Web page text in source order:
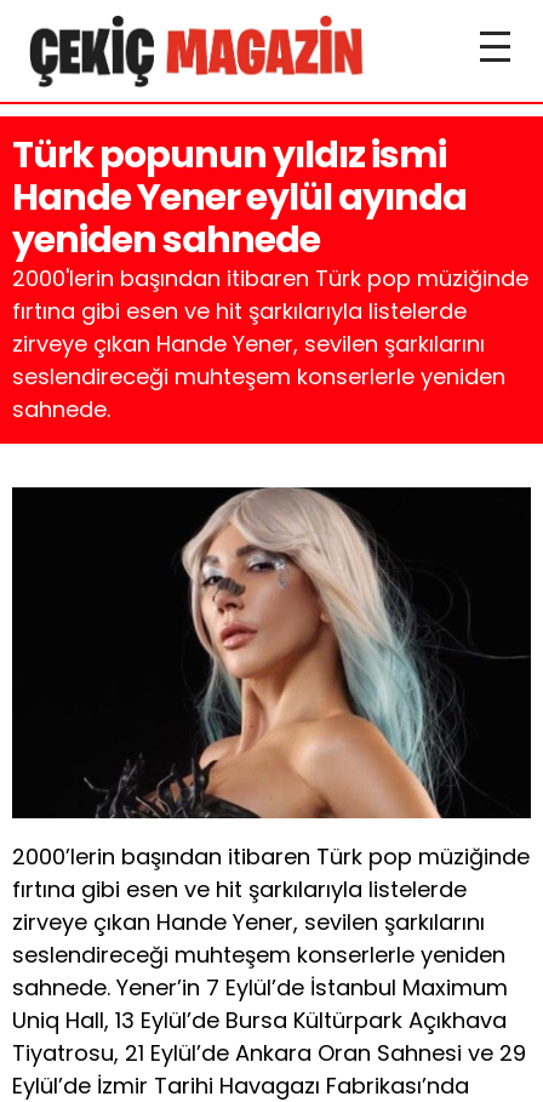
Türk popunun yıldız ismi
Hande Yener eylül ayında
yeniden sahnede
2000'lerin başından itibaren Türk pop müziğinde
fırtına gibi esen ve hit şarkılarıyla listelerde
zirveye çıkan Hande Yener, sevilen şarkılarını
seslendireceği muhteşem konserlerle yeniden
sahnede.
2000’lerin başından itibaren Türk pop müziğinde
fırtına gibi esen ve hit şarkılarıyla listelerde
zirveye çıkan Hande Yener, sevilen şarkılarını
seslendireceği muhteşem konserlerle yeniden
sahnede. Yener’in 7 Eylül’de İstanbul Maximum
Uniq Hall, 13 Eylül’de Bursa Kültürpark Açıkhava
Tiyatrosu, 21 Eylül’de Ankara Oran Sahnesi ve 29
Eylül’de İzmir Tarihi Havagazı Fabrikası’nda